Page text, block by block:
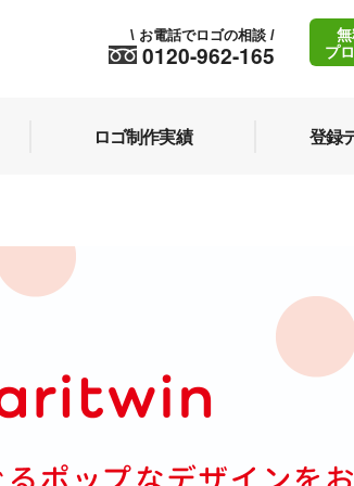
0120-962-165
\ お電話でロゴの相談 /
プ
ロゴ制作実績 登録